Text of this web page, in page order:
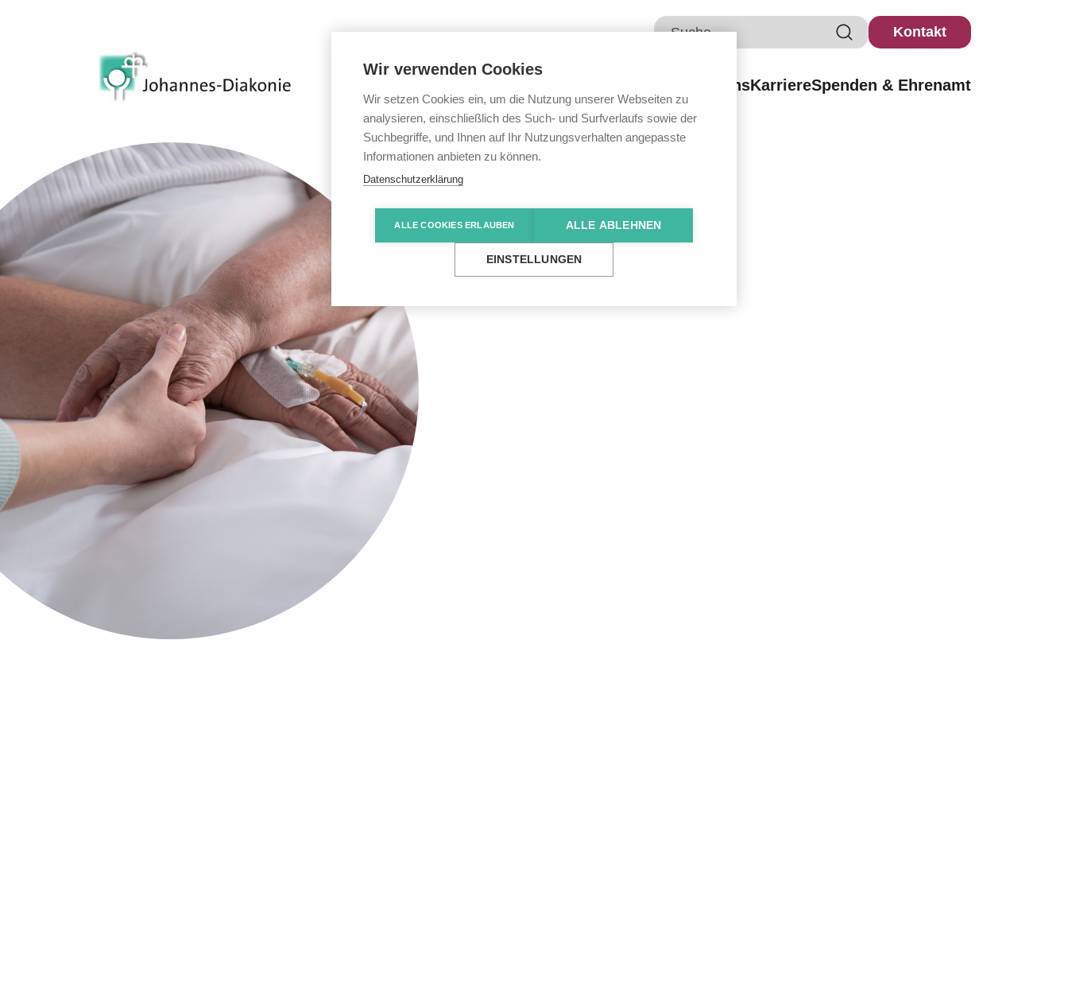
Kontakt
Wir über unsKarriereSpenden & Ehrenamt
Wir verwenden Cookies
Wir setzen Cookies ein, um die Nutzung unserer Webseiten zu
analysieren, einschließlich des Such- und Surfverlaufs sowie der
Suchbegriffe, und Ihnen auf Ihr Nutzungsverhalten angepasste
Informationen anbieten zu können.
Datenschutzerklärung
ALLE COOKIES ERLAUBEN ALLE ABLEHNEN
EINSTELLUNGEN